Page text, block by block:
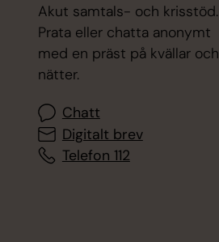
Akut samtals- och krisstöd.
Prata eller chatta anonymt
med en präst på kvällar och
nätter.
Chatt
Digitalt brev
Telefon 112